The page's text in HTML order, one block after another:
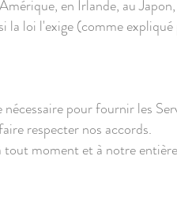
en Irlande, au
la loi l'exige (comme
pour fournir les
respecter nos accords.
moment et à notre